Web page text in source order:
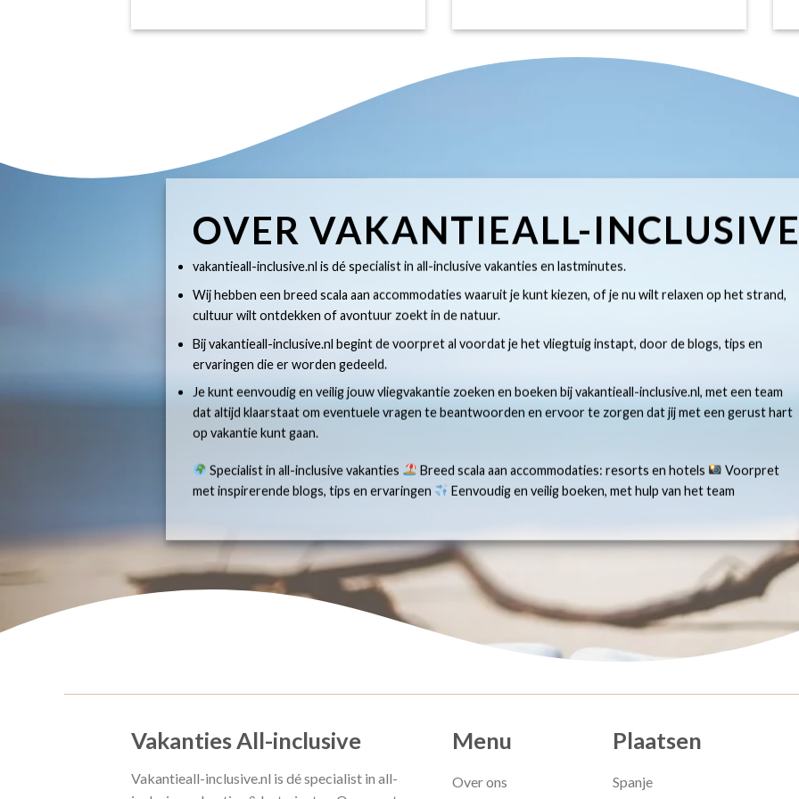
OVER VAKANTIEALL-
vakantieall-inclusive.nl is dé specialist in all-inclusive vakanties en lastminutes.
Wij hebben een breed scala aan accommodaties waaruit je kunt kiezen, of je nu wilt relaxen op het strand,
cultuur wilt ontdekken of avontuur zoekt in de natuur.
Bij vakantieall-inclusive.nl begint de voorpret al voordat je het vliegtuig instapt, door de blogs, tips en
ervaringen die er worden gedeeld.
Je kunt eenvoudig en veilig jouw vliegvakantie zoeken en boeken bij vakantieall-inclusive.nl, met een team
dat altijd klaarstaat om eventuele vragen te beantwoorden en ervoor te zorgen dat jij met een gerust hart
op vakantie kunt gaan.
Specialist in all-inclusive vakanties Breed scala aan accommodaties: resorts en hotels
Voorpret
met inspirerende blogs, tips en ervaringen
Eenvoudig en veilig boeken, met hulp van het team
Vakanties All-inclusive
Vakantieall-inclusive.nl is dé specialist in all-
Menu
Over ons
Plaatsen
Spanje